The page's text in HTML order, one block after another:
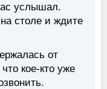
услышал.
столе и ждите
от
кое-кто уже